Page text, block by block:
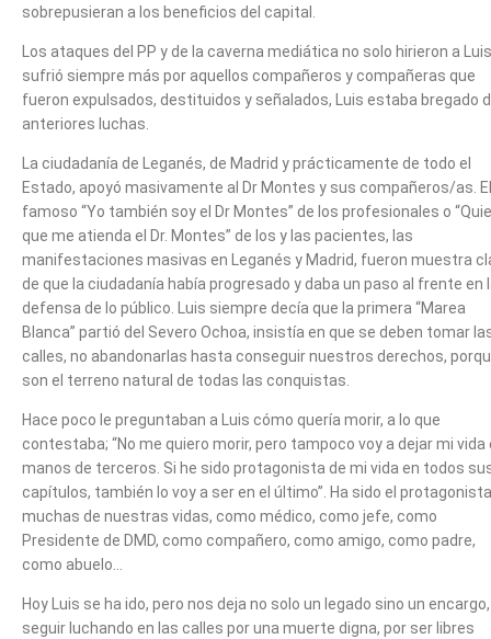
sobrepusieran a los beneficios del capital.
Los ataques del PP y de la caverna mediática no solo hirieron a
sufrió siempre más por aquellos compañeros y compañeras que
fueron expulsados, destituidos y señalados, Luis estaba bregado
anteriores luchas.
La ciudadanía de Leganés, de Madrid y prácticamente de todo el
Estado, apoyó masivamente al Dr Montes y sus compañeros/as. El
famoso “Yo también soy el Dr Montes” de los profesionales o
que me atienda el Dr. Montes” de los y las pacientes, las
manifestaciones masivas en Leganés y Madrid, fueron muestra
de que la ciudadanía había progresado y daba un paso al frente en
defensa de lo público. Luis siempre decía que la primera “Marea
Blanca” partió del Severo Ochoa, insistía en que se deben tomar
calles, no abandonarlas hasta conseguir nuestros derechos,
son el terreno natural de todas las conquistas.
Hace poco le preguntaban a Luis cómo quería morir, a lo que
contestaba; “No me quiero morir, pero tampoco voy a dejar mi vida
manos de terceros. Si he sido protagonista de mi vida en todos
capítulos, también lo voy a ser en el último”. Ha sido el
muchas de nuestras vidas, como médico, como jefe, como
Presidente de DMD, como compañero, como amigo, como padre,
como abuelo…
Hoy Luis se ha ido, pero nos deja no solo un legado sino un encargo,
seguir luchando en las calles por una muerte digna, por ser libres